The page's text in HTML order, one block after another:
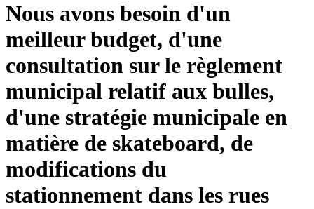
Nous avons besoin d'un
meilleur budget, d'une
consultation sur le règlement
municipal relatif aux bulles,
d'une stratégie municipale en
matière de skateboard, de
modifications du
stationnement dans les rues